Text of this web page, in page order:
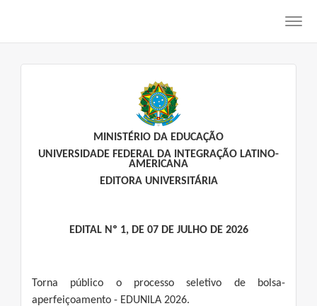
MINISTÉRIO DA EDUCAÇÃO
UNIVERSIDADE FEDERAL DA INTEGRAÇÃO LATINO-
AMERICANA
EDITORA UNIVERSITÁRIA
EDITAL Nº 1, DE 07 DE JULHO DE 2026
Torna público o processo seletivo de bolsa-
aperfeiçoamento - EDUNILA 2026.